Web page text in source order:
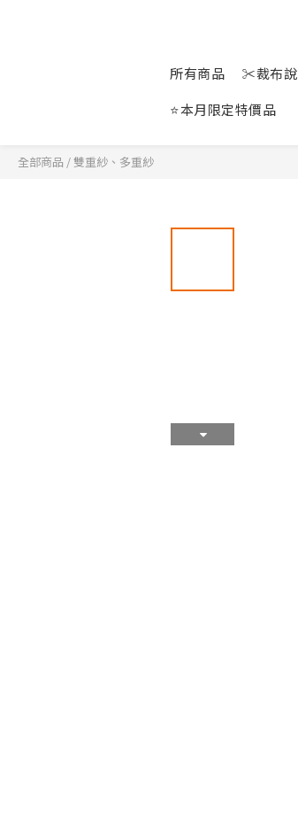
所有商品 ✂裁布
⭐本月限定特價品
全部商品 /雙重紗、多重紗